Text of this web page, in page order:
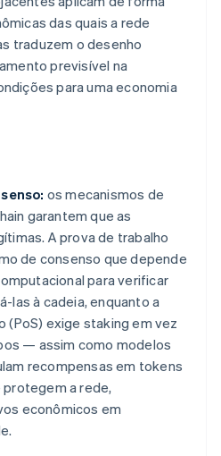
das quais a rede
traduzem o desenho
previsível na
para uma economia
os mecanismos de
garantem que as
A prova de trabalho
de consenso que depende
para verificar
las à cadeia, enquanto a
(PoS) exige staking em vez
— assim como modelos
recompensas em tokens
a rede,
econômicos em